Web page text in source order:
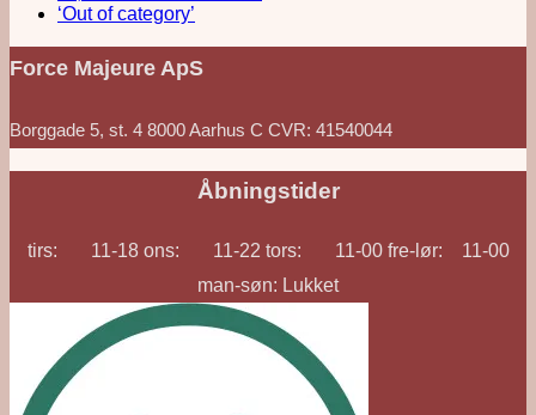
‘Out of category’
Force Majeure ApS
Borggade 5, st. 4 8000 Aarhus C CVR: 41540044
Åbningstider
tirs: 11-18 ons: 11-22 tors: 11-00 fre-lør: 11-00
man-søn: Lukket